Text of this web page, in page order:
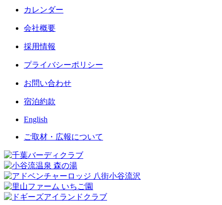
カレンダー
会社概要
採用情報
プライバシーポリシー
お問い合わせ
宿泊約款
English
ご取材・広報について